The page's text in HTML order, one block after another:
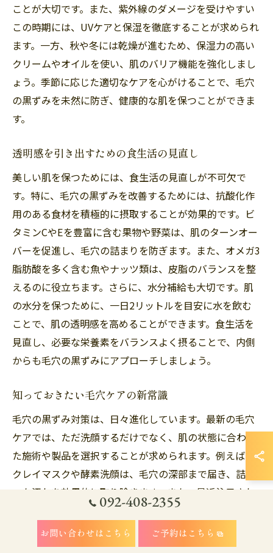
ことが大切です。また、紫外線のダメージを受けやすい
この時期には、UVケアと保湿を徹底することが求められ
ます。一方、秋や冬には乾燥が進むため、保湿力の高い
クリームやオイルを使い、肌のバリア機能を強化しまし
ょう。季節に応じた適切なケアを心がけることで、毛穴
の黒ずみを未然に防ぎ、健康的な肌を保つことができま
す。
透明感を引き出すための食生活の見直し
美しい肌を保つためには、食生活の見直しが不可欠で
す。特に、毛穴の黒ずみを改善するためには、抗酸化作
用のある食材を積極的に摂取することが効果的です。ビ
タミンCやEを豊富に含む果物や野菜は、肌のターンオー
バーを促進し、毛穴の詰まりを防ぎます。また、オメガ3
脂肪酸を多く含む魚やナッツ類は、皮脂のバランスを整
えるのに役立ちます。さらに、水分補給も大切です。肌
の水分を保つために、一日2リットルを目安に水を飲む
ことで、肌の透明感を高めることができます。食生活を
見直し、必要な栄養素をバランスよく摂ることで、内側
からも毛穴の黒ずみにアプローチしましょう。
知っておきたい毛穴ケアの新常識
毛穴の黒ずみ対策は、日々進化しています。最新の毛穴
ケアでは、ただ洗顔するだけでなく、肌の状態に合わせ
た施術や製品を選択することが求められます。例えば、
クレイマスクや酵素洗顔は、毛穴の深部まで届き、詰ま
った汚れを効果的に取り除きます。また、最近注目され
ているのが、化粧水や美容液による保湿の強化です。保
湿をしっかり行うことで、毛穴の開きを抑え、肌のキメ
を整えることができます。さらに、週に一度のピーリン
092-408-2355
お問い合わせはこちら ご予約はこちら